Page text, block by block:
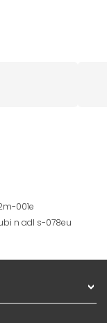
001e
n adl s-078eu